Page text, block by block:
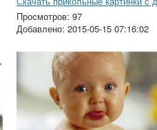
Просмотров: 97
Добавлено: 2015-05-15 07:16:02